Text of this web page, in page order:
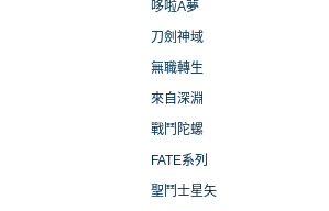
哆啦A夢
刀劍神域
無職轉生
來自深淵
戰鬥陀螺
FATE系列
聖鬥士星矢